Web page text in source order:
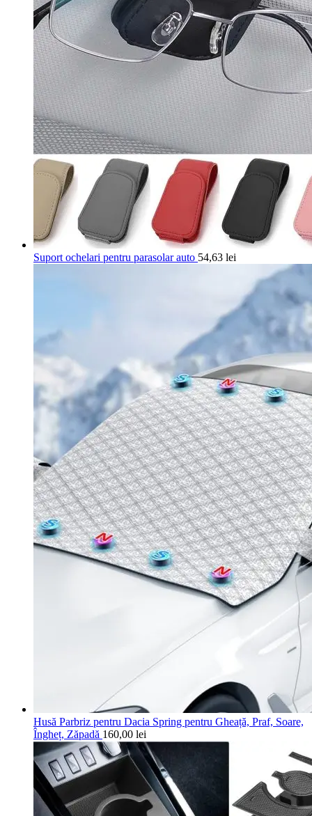
Suport ochelari pentru parasolar auto 54,63 lei
Husă Parbriz pentru Dacia Spring pentru Gheață, Praf, Soare,
Îngheț, Zăpadă 160,00 lei